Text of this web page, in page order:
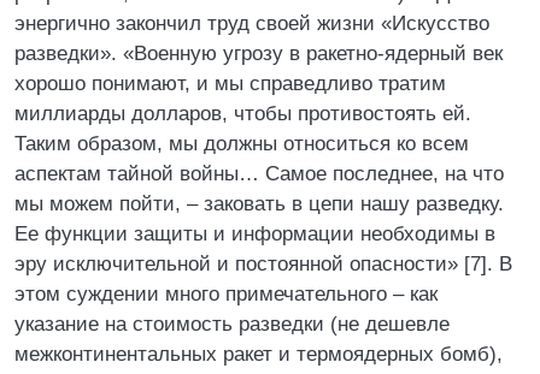
энергично закончил труд своей жизни «Искусство
разведки». «Военную угрозу в ракетно-ядерный век
хорошо понимают, и мы справедливо тратим
миллиарды долларов, чтобы противостоять ей.
Таким образом, мы должны относиться ко всем
аспектам тайной войны… Самое последнее, на что
мы можем пойти, – заковать в цепи нашу разведку.
Ее функции защиты и информации необходимы в
эру исключительной и постоянной опасности» [7]. В
этом суждении много примечательного – как
указание на стоимость разведки (не дешевле
межконтинентальных ракет и термоядерных бомб),